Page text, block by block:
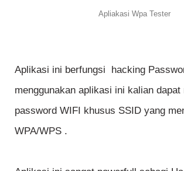
Apliakasi Wpa Tester
Aplikasi ini berfungsi hacking
menggunakan aplikasi ini kalian dapat
password WIFI khusus SSID yang
WPA/WPS .